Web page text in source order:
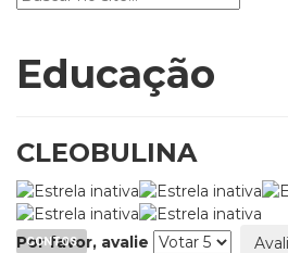
Educação
CLEOBULINA
Por favor, avalie
CONTOS